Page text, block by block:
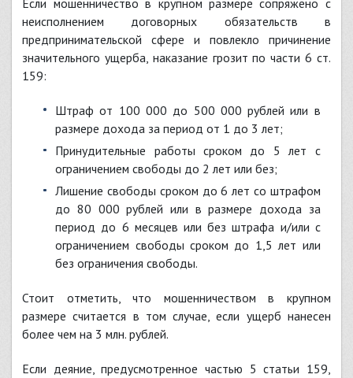
неисполнением договорных обязательств в
предпринимательской сфере и повлекло причинение
значительного ущерба, наказание грозит по части 6 ст.
159:
штраф от 100 000 до 500 000 рублей или в
размере дохода за период от 1 до 3 лет;
принудительные работы сроком до 5 лет с
ограничением свободы до 2 лет или без;
лишение свободы сроком до 6 лет со штрафом
до 80 000 рублей или в размере дохода за
период до 6 месяцев или без штрафа и/или с
ограничением свободы сроком до 1,5 лет или
без ограничения свободы.
Стоит отметить, что мошенничеством в крупном
размере считается в том случае, если ущерб нанесен
более чем на 3 млн. рублей.
Если деяние, предусмотренное частью 5 статьи 159,